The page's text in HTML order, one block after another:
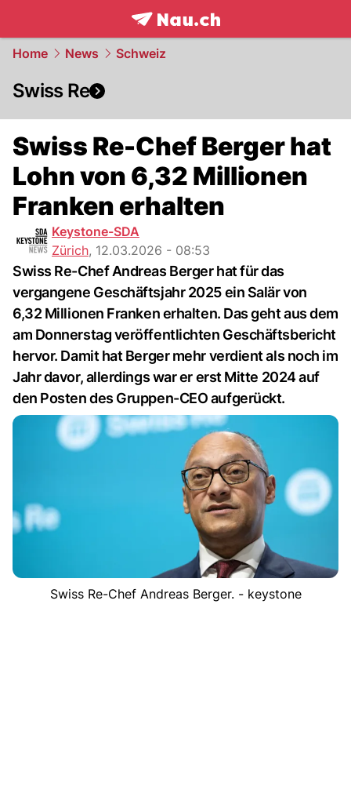
frontpage.NAU.ch
Home News Schweiz
Swiss Re
Swiss Re-Chef Berger hat
Lohn von 6,32 Millionen
Franken erhalten
Keystone-SDA
Zürich, 12.03.2026 - 08:53
Swiss Re-Chef Andreas Berger hat für das
vergangene Geschäftsjahr 2025 ein Salär von
6,32 Millionen Franken erhalten. Das geht aus dem
am Donnerstag veröffentlichten Geschäftsbericht
hervor. Damit hat Berger mehr verdient als noch im
Jahr davor, allerdings war er erst Mitte 2024 auf
den Posten des Gruppen-CEO aufgerückt.
Swiss Re-Chef Andreas Berger. - keystone